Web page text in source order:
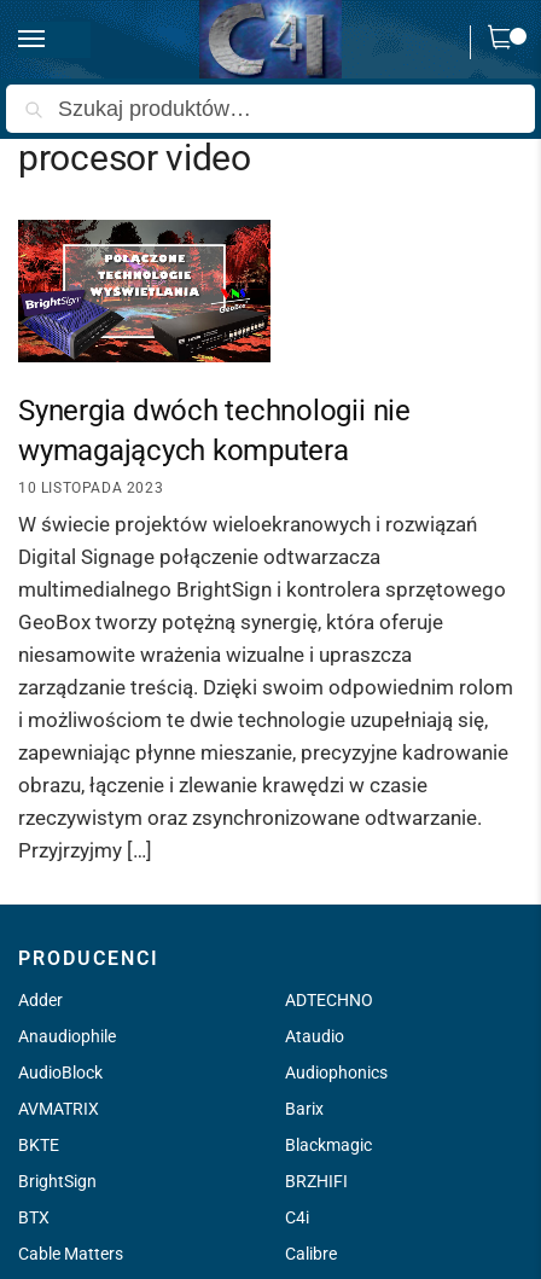
0
Strona główna Wpisy oznaczone “procesor video”
procesor video
Synergia dwóch technologii nie
wymagających komputera
10 LISTOPADA 2023
W świecie projektów wieloekranowych i rozwiązań
Digital Signage połączenie odtwarzacza
multimedialnego BrightSign i kontrolera sprzętowego
GeoBox tworzy potężną synergię, która oferuje
niesamowite wrażenia wizualne i upraszcza
zarządzanie treścią. Dzięki swoim odpowiednim rolom
i możliwościom te dwie technologie uzupełniają się,
zapewniając płynne mieszanie, precyzyjne kadrowanie
obrazu, łączenie i zlewanie krawędzi w czasie
rzeczywistym oraz zsynchronizowane odtwarzanie.
Przyjrzyjmy […]
PRODUCENCI
Adder
ADTECHNO
Anaudiophile
Ataudio
AudioBlock
Audiophonics
AVMATRIX
Barix
BKTE
Blackmagic
BrightSign
BRZHIFI
BTX
C4i
Cable Matters
Calibre